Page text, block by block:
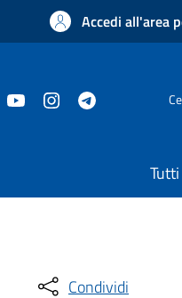
Accedi all'area
Condividi